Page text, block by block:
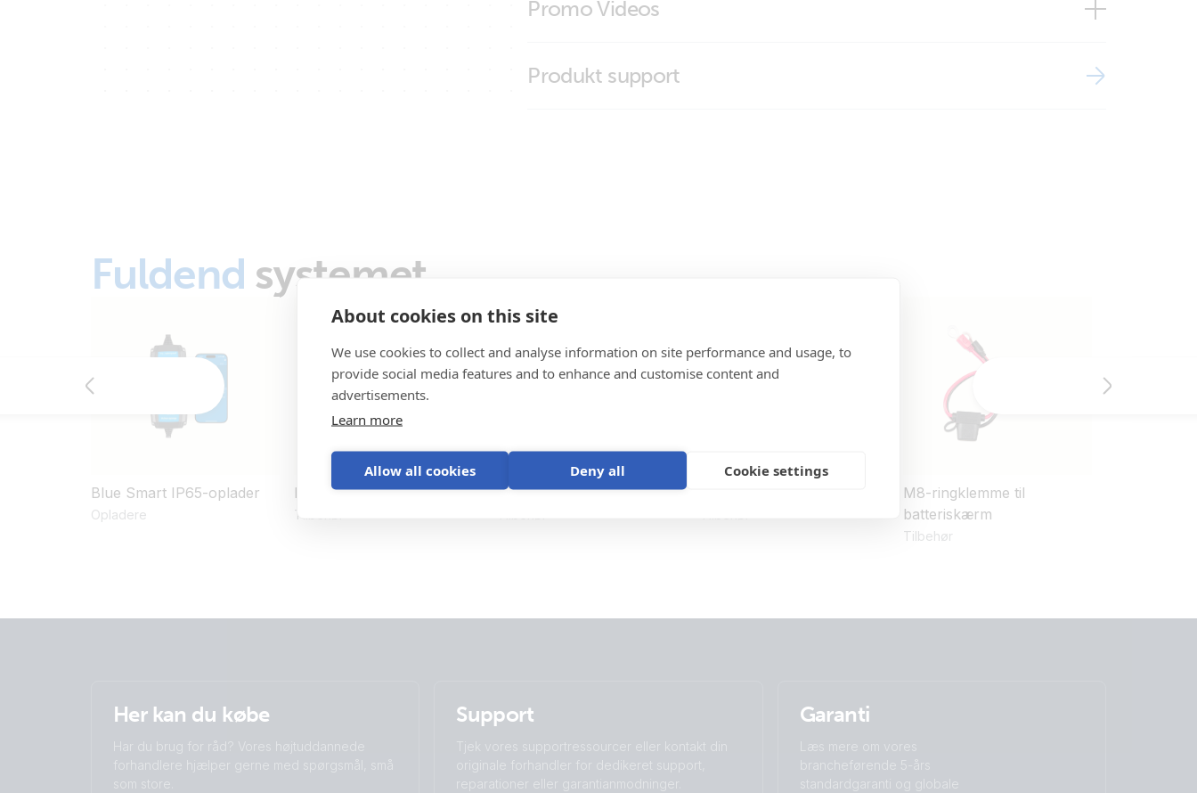
About cookies on this site
We use cookies to collect and analyse information on site performance and usage, to
provide social media features and to enhance and customise content and
advertisements.
Learn more
Allow all cookies Deny all Cookie settings
Promo Videos
Produkt support
Fuldend systemet
Blue Smart IP65-oplader
Opladere
M6/M8-ringklemme
Tilbehør
Forbindelsesklemmer
M8-ringklemme til
batteriskærm
Tilbehør
Her kan du købe
Har du brug for råd? Vores højtuddannede
forhandlere hjælper gerne med spørgsmål, små
som store.
Support
Tjek vores supportressourcer eller kontakt din
originale forhandler for dedikeret support,
reparationer eller garantianmodninger.
Garanti
Læs mere om vores
brancheførende 5-års
standardgaranti og globale